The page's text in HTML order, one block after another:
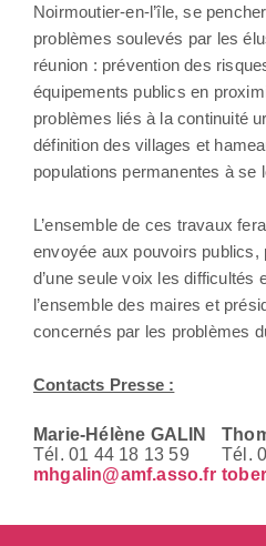
Noirmoutier-en-l’île, se
problèmes soulevés par les
réunion : prévention des
équipements publics en
problèmes liés à la continuité
définition des villages et
populations permanentes à se
L’ensemble de ces travaux
envoyée aux pouvoirs publics,
d’une seule voix les difficultés
l’ensemble des maires et
concernés par les problèmes
Contacts Presse :
Marie-Hélène GALIN
Tél. 01 44 18 13 59
mhgalin@amf.asso.fr
Tél.